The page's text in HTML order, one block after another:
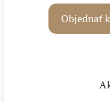
Objednať